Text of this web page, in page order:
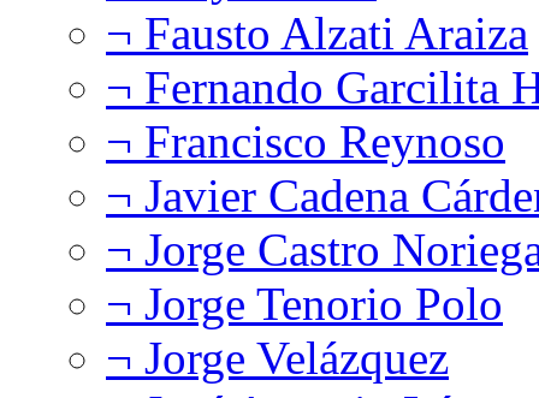
¬ Fausto Alzati Araiza
¬ Fernando Garcilita
¬ Francisco Reynoso
¬ Javier Cadena
¬ Jorge Castro
¬ Jorge Tenorio Polo
¬ Jorge Velázquez